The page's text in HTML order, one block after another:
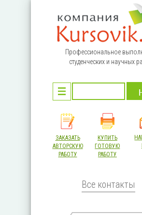
Профессиональное
студенческих и научных
ЗАКАЗАТЬ
АВТОРСКУЮ
РАБОТУ
КУПИТЬ
ГОТОВУЮ
РАБОТУ
Все контакты